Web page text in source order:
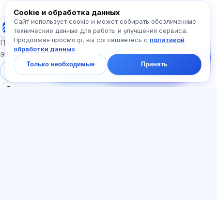
Exalify
Подготовка к международным языковым
экзаменам
Войти
Регистрация
Напишите нам!
экзамены и с чего
начать — ответим в
чате за минуту.
Cookie и обработка данных
Сайт использует cookie и может собирать обезличенные
технические данные для работы и улучшения сервиса.
Продолжая просмотр, вы соглашаетесь с политикой
обработки данных.
Только необходимые Принять